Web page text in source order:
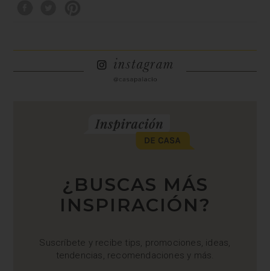
¿BUSCAS MÁS
INSPIRACIÓN?
Suscríbete y recibe tips, promociones, ideas,
tendencias, recomendaciones y más.